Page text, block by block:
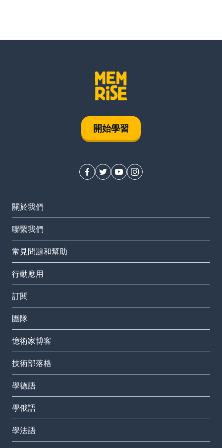
開始學習
關於我們
聯繫我們
常見問題和幫助
行動應用
訂閱
團隊
憶術家博客
技術部落格
學德語
學俄語
學法語